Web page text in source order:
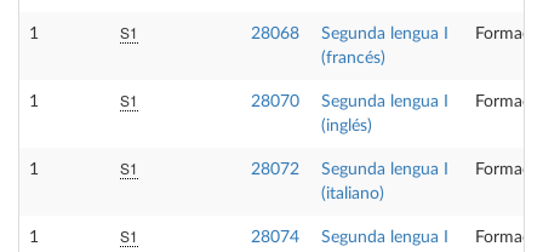
1 S1 28068
Segunda lengua I
(francés)
1 S1 28070
Segunda lengua I
(inglés)
1 S1 28072
Segunda lengua I
(italiano)
1 S1 28074
Segunda lengua I